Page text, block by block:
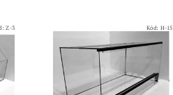
Z-3 Kód: H-15